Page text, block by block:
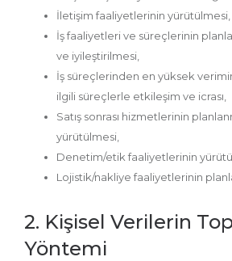
İletişim faaliyetlerinin yürütülmesi,
İş faaliyetleri ve süreçlerinin
ve iyileştirilmesi,
İş süreçlerinden en yüksek
ilgili süreçlerle etkileşim ve icrası,
Satış sonrası hizmetlerinin
yürütülmesi,
Denetim/etik faaliyetlerinin
Lojistik/nakliye faaliyetlerinin
2. Kişisel Verilerin
Yöntemi